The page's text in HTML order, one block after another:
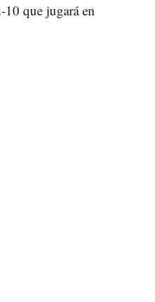
10 que jugará en